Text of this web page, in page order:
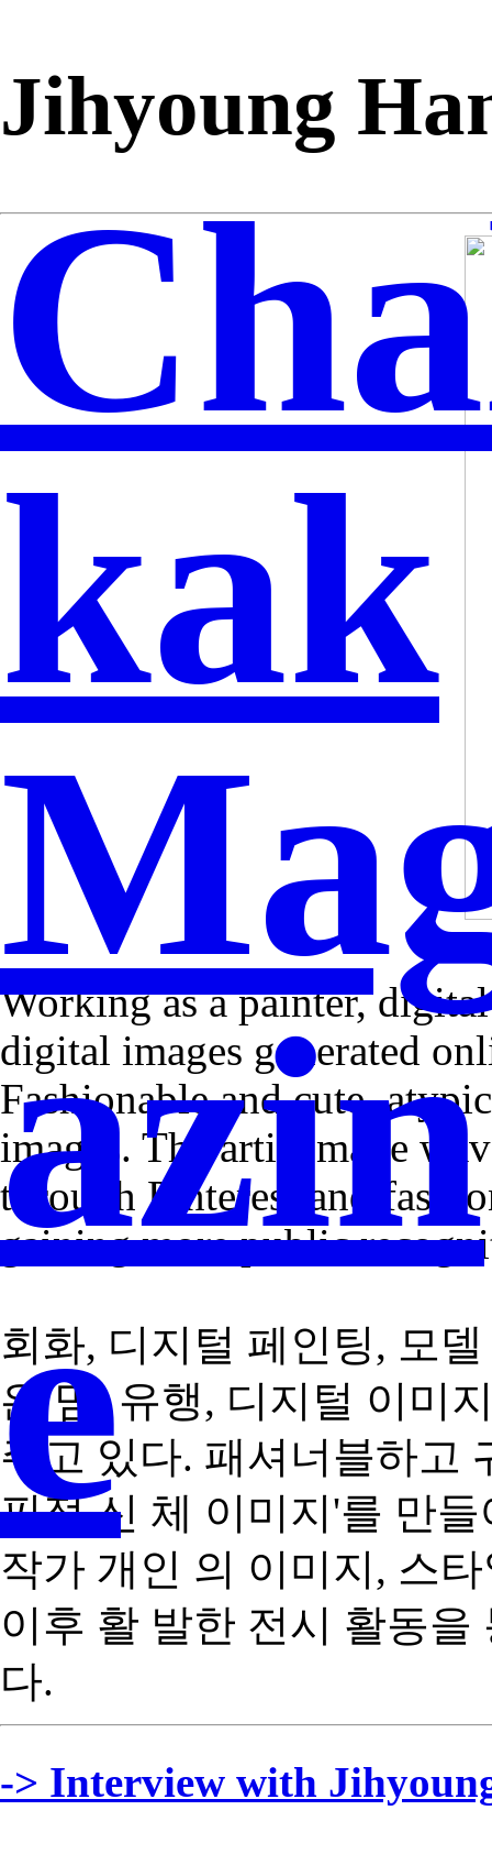
kak
azin
e
Jihyoung
Working as a painter,
digital images generated
Fashionable and cute,
images. The artist made
through Pinterest and
gaining more public
회화, 디지털 페인팅, 모
은 밈, 유행, 디지털 이미
주고 있다. 패셔너블하고
픽적 신 체 이미지'를 만
작가 개인 의 이미지, 스
이후 활 발한 전시 활동
다.
-> Interview with